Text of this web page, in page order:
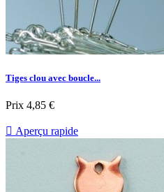
Tiges clou avec boucle...
Prix 4,85 €
 Aperçu rapide